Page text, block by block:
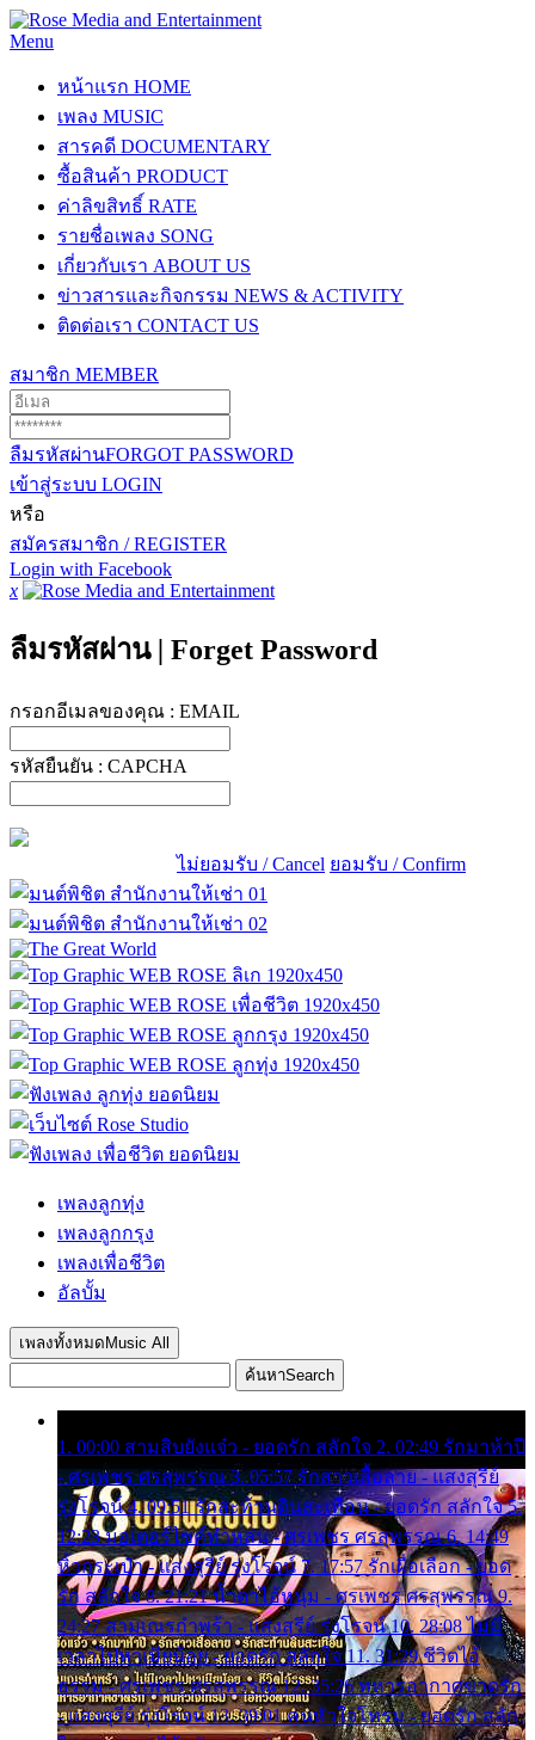
Menu
หน้าแรก HOME
เพลง MUSIC
สารคดี DOCUMENTARY
ซื้อสินค้า PRODUCT
ค่าลิขสิทธิ์ RATE
รายชื่อเพลง SONG
เกี่ยวกับเรา ABOUT US
ข่าวสารและกิจกรรม NEWS & ACTIVITY
ติดต่อเรา CONTACT US
สมาชิก MEMBER
ลืมรหัสผ่านFORGOT PASSWORD
เข้าสู่ระบบ LOGIN
หรือ
สมัครสมาชิก / REGISTER
Login with Facebook
x
ลืมรหัสผ่าน | Forget Password
กรอกอีเมลของคุณ : EMAIL
รหัสยืนยัน : CAPCHA
ไม่ยอมรับ / Cancel ยอมรับ / Confirm
เพลงลูกทุ่ง
เพลงลูกกรุง
เพลงเพื่อชีวิต
อัลบั้ม
เพลงทั้งหมด Music All
ค้นหาSearch
1. 00:00 สามสิบยังแจ๋ว - ยอดรัก สลักใจ 2. 02:49 รักมาห้าปี
- ศรเพชร ศรสุพรรณ 3. 05:57 รักสาวเสื้อลาย - แสงสุรีย์
รุ่งโรจน์ 4. 09:51 รักสะท้านดินสะเทือน - ยอดรัก สลักใจ 5.
12:23 มอเตอร์ไซค์ทำหล่น - ศรเพชร ศรสุพรรณ 6. 14:49
หิ้วกระเป๋า - แสงสุรีย์ รุ่งโรจน์ 7. 17:57 รักเผื่อเลือก - ยอด
รัก สลักใจ 8. 21:21 น้ำตาไอ้หนุ่ม - ศรเพชร ศรสุพรรณ 9.
24:27 สามเณรกำพร้า - แสงสุรีย์ รุ่งโรจน์ 10. 28:08 ไม่มี
เวลาไปหาเมียน้อย - ยอดรัก สลักใจ 11. 31:29 ชีวิตไอ้
ธรรม - ศรเพชร ศรสุพรรณ 12. 35:26 ทหารอากาศขาดรัก
- แสงสุรีย์ รุ่งโรจน์ 13. 39:01 คนหัวใจโทรม - ยอดรัก สลัก